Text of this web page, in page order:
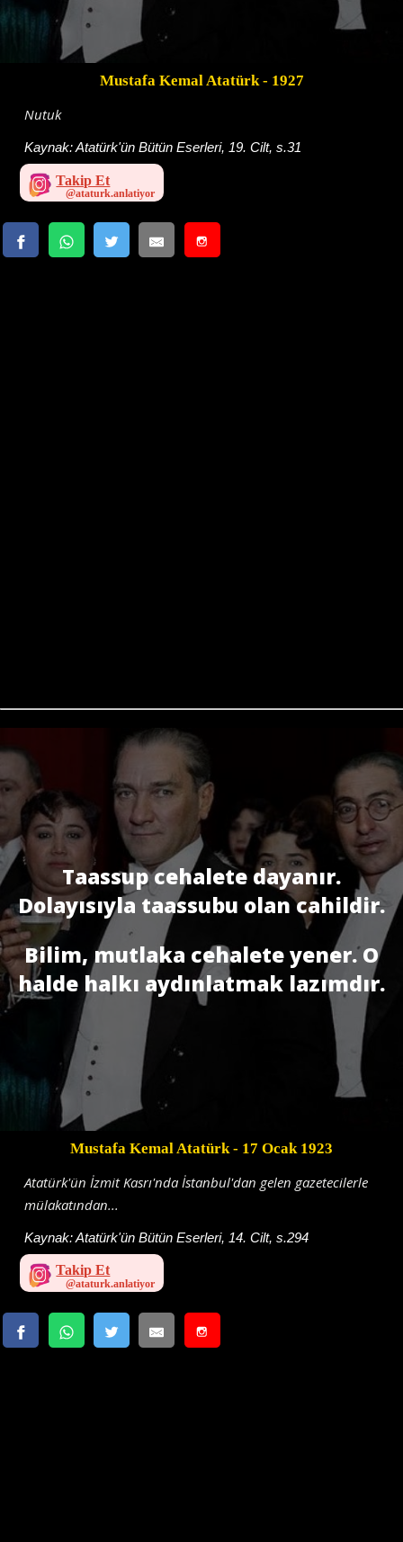
Mustafa Kemal Atatürk- 1927
Nutuk
Kaynak:Atatürk'ün Bütün Eserleri, 19. Cilt, s.31
Takip Et
Taassup cehalete dayanır.
Dolayısıyla taassubu olan cahildir.
Bilim, mutlaka cehalete yener. O
halde halkı aydınlatmak lazımdır.
Mustafa Kemal Atatürk- 17 Ocak 1923
Atatürk'ün İzmit Kasrı'nda İstanbul'dan gelen gazetecilerle
mülakatından...
Kaynak:Atatürk'ün Bütün Eserleri, 14. Cilt, s.294
Takip Et